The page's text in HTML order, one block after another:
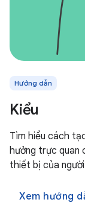
Hướng dẫn
Kiểu
Tìm hiểu cách
hưởng trực quan
thiết bị của người
Xem hướng